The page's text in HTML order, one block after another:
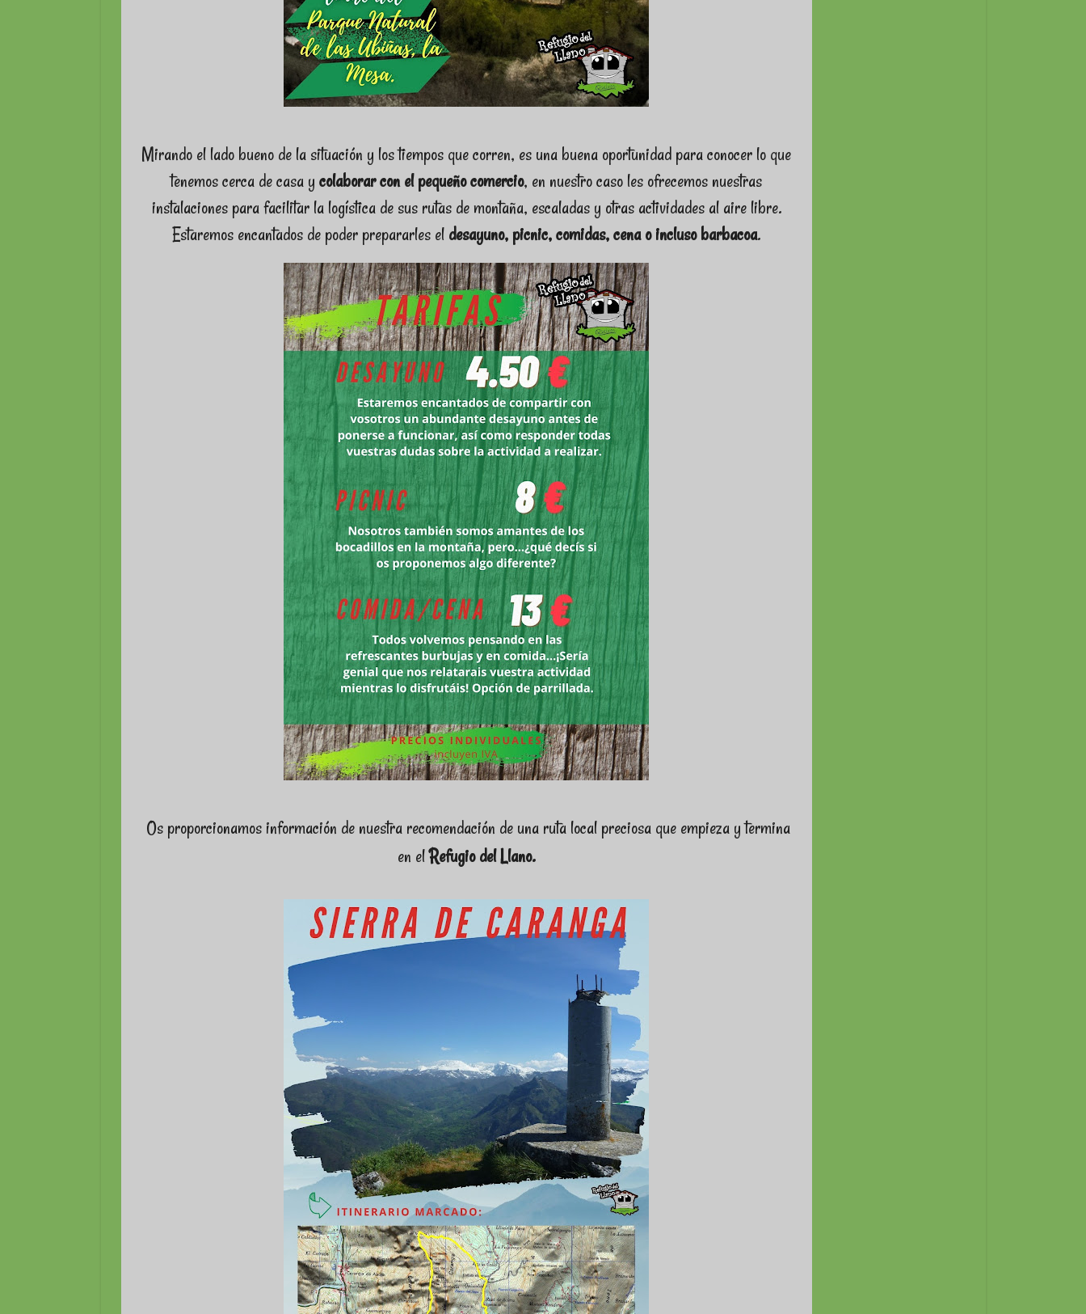
Mirando el lado bueno de la situación y los tiempos que corren, es una buena oportunidad para conocer lo que
tenemos cerca de casa y colaborar con el pequeño comercio, en nuestro caso les ofrecemos nuestras
instalaciones para facilitar la logística de sus rutas de montaña, escaladas y otras actividades al aire libre.
Estaremos encantados de poder prepararles el desayuno, picnic, comidas, cena o incluso barbacoa.
Os proporcionamos información de nuestra recomendación de una ruta local preciosa que empieza y termina
en elRefugio del Llano.